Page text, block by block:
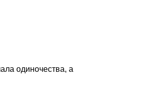
одиночества, а